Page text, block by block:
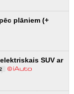
plāniem (+
SUV ar
2